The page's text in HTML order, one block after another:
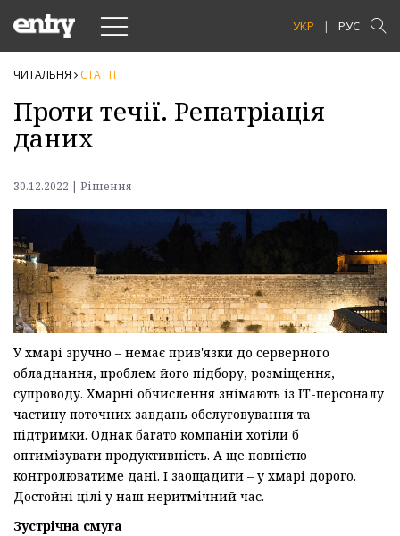
Toggle
navigation УКР РУС
ЧИТАЛЬНЯ СТАТТI
Проти течії. Репатріація
даних
30.12.2022 | Рішення
У хмарі зручно – немає прив'язки до серверного
обладнання, проблем його підбору, розміщення,
супроводу. Хмарні обчислення знімають із ІТ-персоналу
частину поточних завдань обслуговування та
підтримки. Однак багато компаній хотіли б
оптимізувати продуктивність. А ще повністю
контролюватиме дані. І заощадити – у хмарі дорого.
Достойні цілі у наш неритмічний час.
Зустрічна смуга